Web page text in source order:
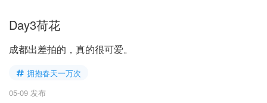
Day3荷花
成都出差拍的，真的很可爱。
拥抱春天一万次
05-09 发布